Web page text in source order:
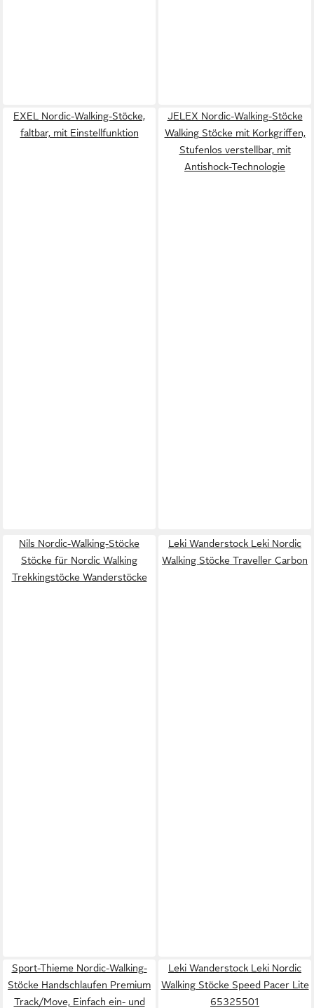
EXEL Nordic-Walking-Stöcke,
faltbar, mit Einstellfunktion
JELEX Nordic-Walking-Stöcke
Walking Stöcke mit Korkgriffen,
Stufenlos verstellbar, mit
Antishock-Technologie
Nils Nordic-Walking-Stöcke
Stöcke für Nordic Walking
Trekkingstöcke Wanderstöcke
Leki Wanderstock Leki Nordic
Walking Stöcke Traveller Carbon
Sport-Thieme Nordic-Walking-
Stöcke Handschlaufen Premium
Track/Move, Einfach ein- und
Leki Wanderstock Leki Nordic
Walking Stöcke Speed Pacer Lite
65325501